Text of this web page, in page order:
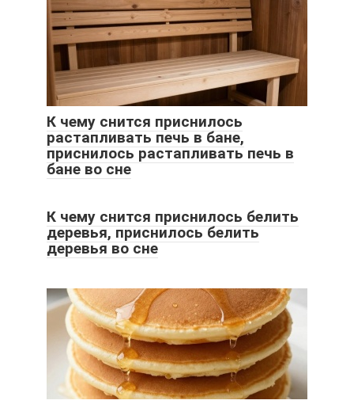
К чему снится приснилось
растапливать печь в бане,
приснилось растапливать печь в
бане во сне
К чему снится приснилось белить
деревья, приснилось белить
деревья во сне